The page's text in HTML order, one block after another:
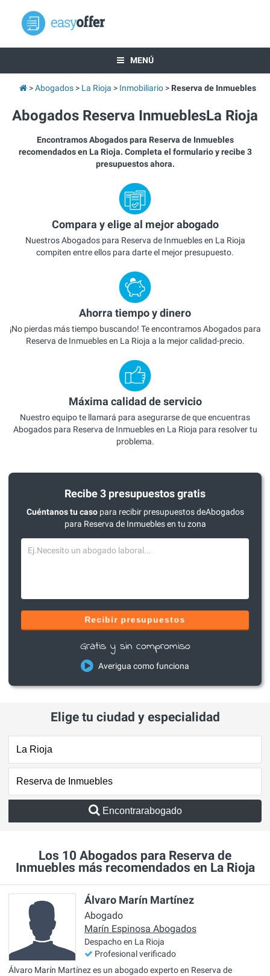
MENÚ
Abogados La Rioja Inmobiliario Reserva de Inmuebles
Abogados Reserva InmueblesLa Rioja
Encontramos Abogados para Reserva de Inmuebles
recomendados en La Rioja. Completa el formulario y recibe 3
presupuestos ahora.
Compara y elige al mejor abogado
Nuestros Abogados para Reserva de Inmuebles en La Rioja
compiten entre ellos para darte el mejor presupuesto.
Ahorra tiempo y dinero
¡No pierdas más tiempo buscando! Te encontramos Abogados para
Reserva de Inmuebles en La Rioja a la mejor calidad-precio.
Máxima calidad de servicio
Nuestro equipo te llamará para asegurarse de que encuentras
Abogados para Reserva de Inmuebles en La Rioja para resolver tu
problema.
Recibe 3 presupuestos gratis
Cuéntanos tu casopara recibir presupuestos deAbogados
para Reserva de Inmuebles en tu zona
Recibir presupuestos
Gratis y sin compromiso
Averigua como funciona
Elige tu ciudad y especialidad
Encontrarabogado
Los 10 Abogados para Reserva de
Inmuebles más recomendados en La Rioja
Álvaro Marín Martínez
Abogado
Marín Espinosa Abogados
Despacho en La Rioja
Profesional verificado
Álvaro Marín Martínez es un abogado experto en Reserva de